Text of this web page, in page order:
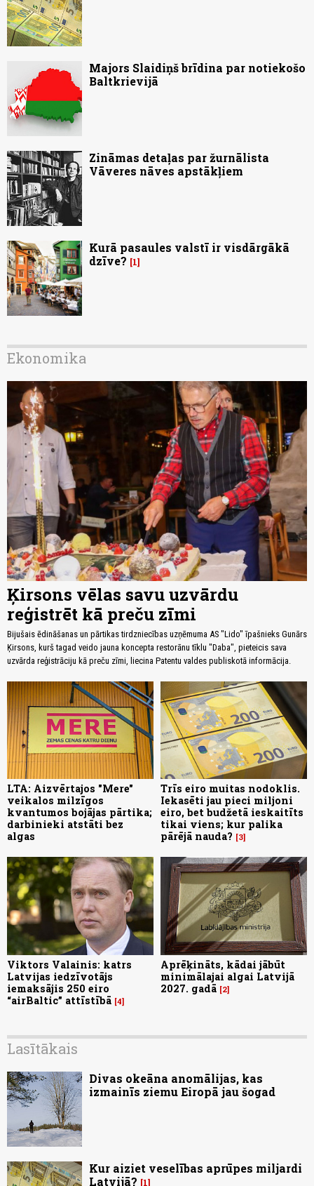
Majors Slaidiņš brīdina par notiekošo
Baltkrievijā
Zināmas detaļas par žurnālista
Vāveres nāves apstākļiem
Kurā pasaules valstī ir visdārgākā
dzīve?
1
Ekonomika
Ķirsons vēlas savu uzvārdu
reģistrēt kā preču zīmi
Bijušais ēdināšanas un pārtikas tirdzniecības uzņēmuma AS "Lido" īpašnieks Gunārs
Ķirsons, kurš tagad veido jauna koncepta restorānu tīklu "Daba", pieteicis sava
uzvārda reģistrāciju kā preču zīmi, liecina Patentu valdes publiskotā informācija.
LTA: Aizvērtajos "Mere"
veikalos milzīgos
kvantumos bojājas pārtika;
darbinieki atstāti bez
algas
Trīs eiro muitas nodoklis.
Iekasēti jau pieci miljoni
eiro, bet budžetā ieskaitīts
tikai viens; kur palika
pārējā nauda?
3
Viktors Valainis: katrs
Latvijas iedzīvotājs
iemaksājis 250 eiro
“airBaltic” attīstībā 4
Aprēķināts, kādai jābūt
minimālajai algai Latvijā
2027. gadā 2
Lasītākais
Divas okeāna anomālijas, kas
izmainīs ziemu Eiropā jau šogad
Kur aiziet veselības aprūpes miljardi
Latvijā?
1